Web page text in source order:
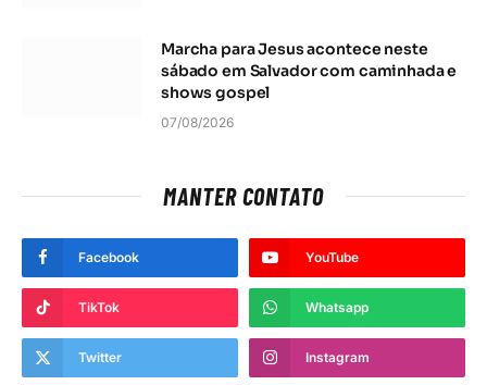
Marcha para Jesus acontece neste
sábado em Salvador com caminhada e
shows gospel
07/08/2026
MANTER CONTATO
Facebook YouTube
TikTok Whatsapp
Twitter Instagram